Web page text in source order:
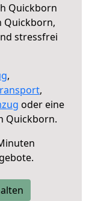
Quickborn
Quickborn,
stressfrei
,
,
oder eine
Quickborn.